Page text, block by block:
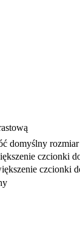
w nowej karcie
domyślny
czcionki
czcionki